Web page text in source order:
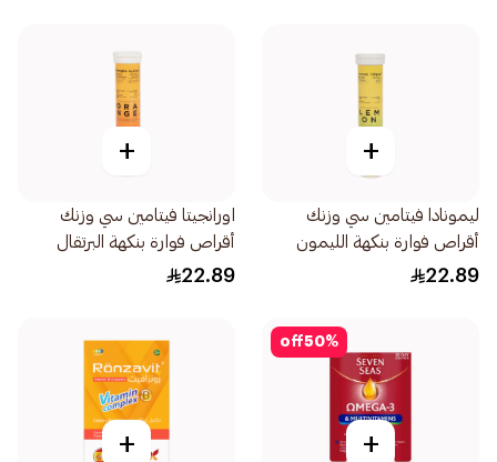
+
ليمونادا فيتامين سي وزنك
أقراص فوارة بنكهة الليمون
20قرص
22.89
+
اورانجيتا فيتامين سي وزنك
أقراص فوارة بنكهة البرتقال
20قرص
22.89
50%
off
+
+